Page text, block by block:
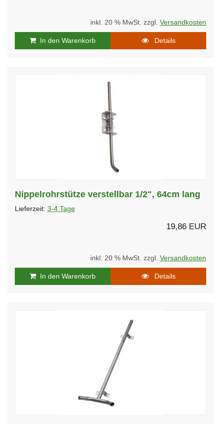
inkl. 20 % MwSt. zzgl. Versandkosten
In den Warenkorb Details
Nippelrohrstütze verstellbar 1/2", 64cm lang
Lieferzeit: 3-4 Tage
19,86 EUR
inkl. 20 % MwSt. zzgl. Versandkosten
In den Warenkorb Details